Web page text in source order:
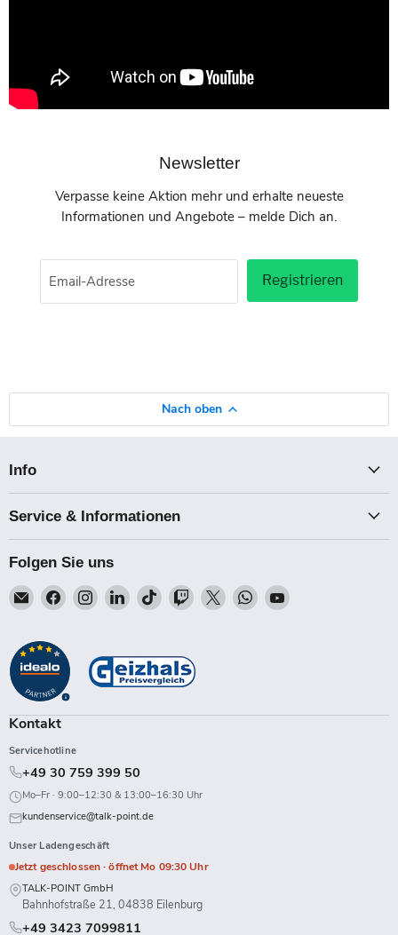
Newsletter
Verpasse keine Aktion mehr und erhalte neueste
Informationen und Angebote – melde Dich an.
Email-Adresse Registrieren
Nach oben
Info
Service & Informationen
Folgen Sie uns
Email
Talk-
Finden
Sie
auf
Facebook
Finden
Sie
Instagram
Finden
Sie
LinkedIn
Finden
Sie
TikTok
Finden
Sie
Twitch
Finden
Sie
Finden
Sie
Finden
Kontakt
Servicehotline
+49 30 759 399 50
Mo–Fr · 9:00–12:30 & 13:00–16:30 Uhr
kundenservice@talk-point.de
Unser Ladengeschäft
Jetzt geschlossen · öffnet Mo 09:30 Uhr
TALK-POINT GmbH
Bahnhofstraße 21, 04838 Eilenburg
+49 3423 7099811